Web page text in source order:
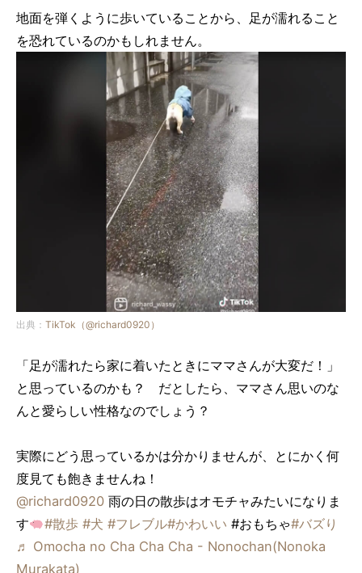
地面を弾くように歩いていることから、足が濡れること
を恐れているのかもしれません。
出典： TikTok（@richard0920）
「足が濡れたら家に着いたときにママさんが大変だ！」
と思っているのかも？ だとしたら、ママさん思いのな
んと愛らしい性格なのでしょう？
実際にどう思っているかは分かりませんが、とにかく何
度見ても飽きませんね！
@richard0920 雨の日の散歩はオモチャみたいになりま
す
#散歩 #犬 #フレブル#かわいい #おもちゃ#バズり
♬ Omocha no Cha Cha Cha - Nonochan(Nonoka
Murakata)